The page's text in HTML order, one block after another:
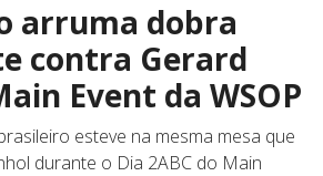
arruma dobra
contra Gerard
Event da WSOP
esteve na mesma mesa que
durante o Dia 2ABC do Main